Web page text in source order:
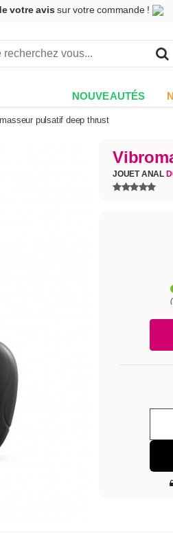
votre avis sur votre commande !
NOUVEAUTÉS
pulsatif deep thrust
JOUET ANAL